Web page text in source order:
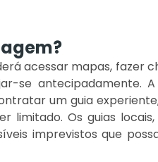
acessar mapas, fazer
se antecipadamente.
um guia
limitado. Os guias
imprevistos que